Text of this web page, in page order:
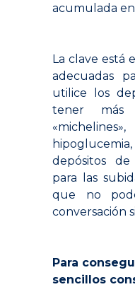
acumulada
La clave está
adecuadas
utilice los
tener más
depósitos
para las
que no
conversación
Para
sencillos